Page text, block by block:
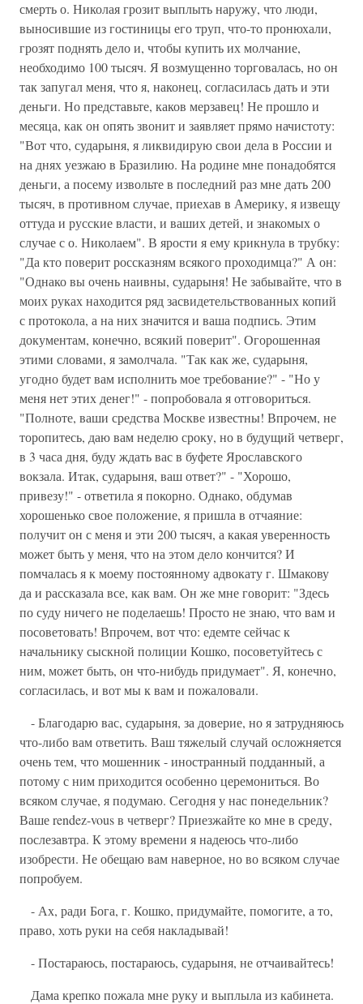
смерть о. Николая грозит выплыть наружу, что люди,
выносившие из гостиницы его труп, что-то пронюхали,
грозят поднять дело и, чтобы купить их молчание,
необходимо 100 тысяч. Я возмущенно торговалась, но он
так запугал меня, что я, наконец, согласилась дать и эти
деньги. Но представьте, каков мерзавец! Не прошло и
месяца, как он опять звонит и заявляет прямо начистоту:
"Вот что, сударыня, я ликвидирую свои дела в России и
на днях уезжаю в Бразилию. На родине мне понадобятся
деньги, а посему извольте в последний раз мне дать 200
тысяч, в противном случае, приехав в Америку, я извещу
оттуда и русские власти, и ваших детей, и знакомых о
случае с о. Николаем". В ярости я ему крикнула в трубку:
"Да кто поверит россказням всякого проходимца?" А он:
"Однако вы очень наивны, сударыня! Не забывайте, что в
моих руках находится ряд засвидетельствованных копий
с протокола, а на них значится и ваша подпись. Этим
документам, конечно, всякий поверит". Огорошенная
этими словами, я замолчала. "Так как же, сударыня,
угодно будет вам исполнить мое требование?" - "Но у
меня нет этих денег!" - попробовала я отговориться.
"Полноте, ваши средства Москве известны! Впрочем, не
торопитесь, даю вам неделю сроку, но в будущий четверг,
в 3 часа дня, буду ждать вас в буфете Ярославского
вокзала. Итак, сударыня, ваш ответ?" - "Хорошо,
привезу!" - ответила я покорно. Однако, обдумав
хорошенько свое положение, я пришла в отчаяние:
получит он с меня и эти 200 тысяч, а какая уверенность
может быть у меня, что на этом дело кончится? И
помчалась я к моему постоянному адвокату г. Шмакову
да и рассказала все, как вам. Он же мне говорит: "Здесь
по суду ничего не поделаешь! Просто не знаю, что вам и
посоветовать! Впрочем, вот что: едемте сейчас к
начальнику сыскной полиции Кошко, посоветуйтесь с
ним, может быть, он что-нибудь придумает". Я, конечно,
согласилась, и вот мы к вам и пожаловали.
- Благодарю вас, сударыня, за доверие, но я затрудняюсь
что-либо вам ответить. Ваш тяжелый случай осложняется
очень тем, что мошенник - иностранный подданный, а
потому с ним приходится особенно церемониться. Во
всяком случае, я подумаю. Сегодня у нас понедельник?
Ваше rendez-vous в четверг? Приезжайте ко мне в среду,
послезавтра. К этому времени я надеюсь что-либо
изобрести. Не обещаю вам наверное, но во всяком случае
попробуем.
- Ах, ради Бога, г. Кошко, придумайте, помогите, а то,
право, хоть руки на себя накладывай!
- Постараюсь, постараюсь, сударыня, не отчаивайтесь!
Дама крепко пожала мне руку и выплыла из кабинета.